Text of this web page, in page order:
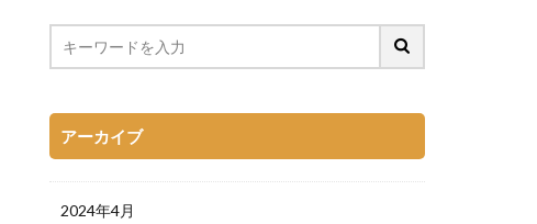
アーカイブ
2024年4月